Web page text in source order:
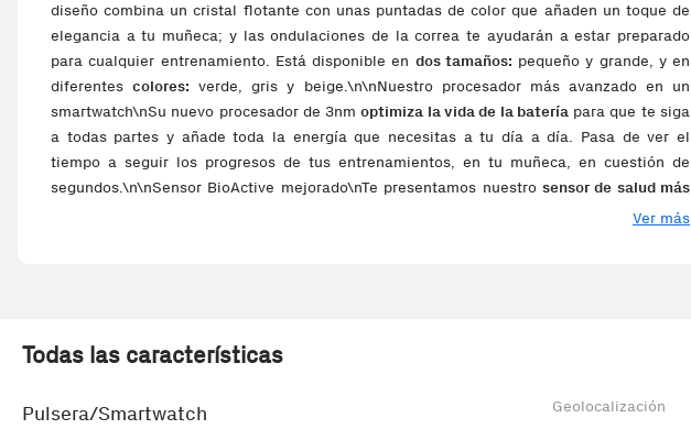
diseño combina un cristal flotante con unas puntadas de color que añaden un toque de
elegancia a tu muñeca; y las ondulaciones de la correa te ayudarán a estar preparado
para cualquier entrenamiento. Está disponible en dos tamaños: pequeño y grande, y en
diferentescolores: verde, gris y beige.\n\nNuestro procesador más avanzado en un
smartwatch\nSu nuevo procesador de 3nmoptimiza la vida de la bateríapara que te siga
a todas partes y añade toda la energía que necesitas a tu día a día. Pasa de ver el
tiempo a seguir los progresos de tus entrenamientos, en tu muñeca, en cuestión de
segundos.\n\nSensor BioActive mejorado\nTe presentamos nuestro sensor de salud más
en un Galaxy Watch, ¡irás un paso por delante y estarás más cerca de tus
pasos.\n\nEmpieza el día con Energy Score\nEntiende mejor tu cuerpo y afronta todos
de sueño, el ritmo cardiaco y tus actividades diarias para planificar tus rutinas. ¿No has
Ver más
Todas las características
Pulsera/Smartwatch Geolocalización